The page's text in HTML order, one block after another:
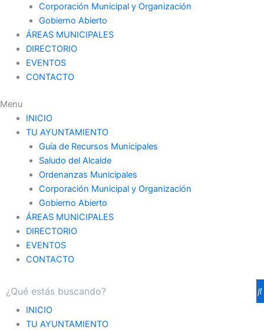
Corporación Municipal y Organización
Gobierno Abierto
ÁREAS MUNICIPALES
DIRECTORIO
EVENTOS
CONTACTO
Menu
INICIO
TU AYUNTAMIENTO
Guía de Recursos Municipales
Saludo del Alcalde
Ordenanzas Municipales
Corporación Municipal y Organización
Gobierno Abierto
ÁREAS MUNICIPALES
DIRECTORIO
EVENTOS
CONTACTO
INICIO
TU AYUNTAMIENTO